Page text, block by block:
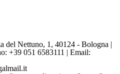
del Nettuno, 1, 40124 - Bologna |
+39 051 6583111 | Email: